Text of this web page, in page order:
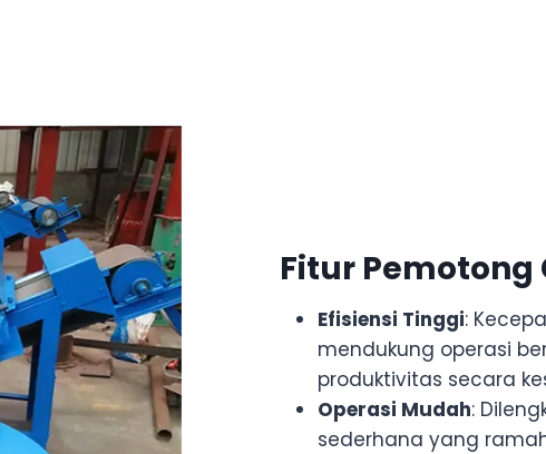
Fitur Pemotong
Efisiensi Tinggi:
mendukung operasi
produktivitas secara
Operasi Mudah:
sederhana yang